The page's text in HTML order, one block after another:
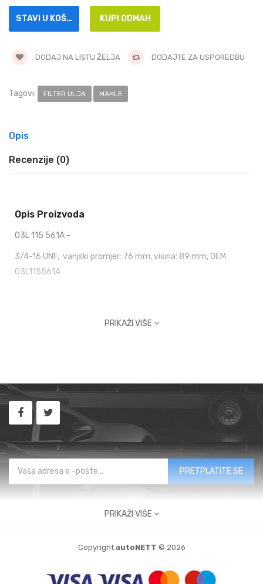
DODAJ NA LISTU ŽELJA DODAJTE ZA USPOREDBU
Tagovi: FILTER ULJA MAHLE
Opis
Recenzije (0)
Opis Proizvoda
03L 115 561A -
3/4-16 UNF, vanjski promjer: 76 mm, visina: 89 mm, OEM
03L115561A
PRIKAŽI VIŠE
PRETPLATITE SE
KONTAKTIRAJTE NAS
Buzinski prilaz 9
PRIKAŽI VIŠE
Copyright autoNETT © 2026